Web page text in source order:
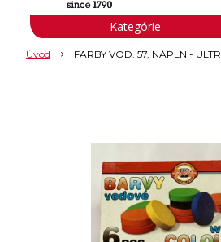
Úvod FARBY VOD. 57, NÁPLN -
Kategórie